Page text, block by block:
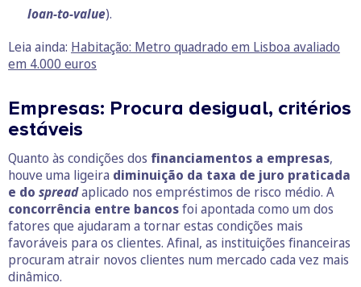
loan-to-value).
Leia ainda: Habitação: Metro quadrado em Lisboa avaliado
em 4.000 euros
Empresas: Procura desigual, critérios
estáveis
Quanto às condições dos financiamentos a empresas,
houve uma ligeira diminuição da taxa de juro praticada
e do spreadaplicado nos empréstimos de risco médio. A
concorrência entre bancosfoi apontada como um dos
fatores que ajudaram a tornar estas condições mais
favoráveis para os clientes. Afinal, as instituições financeiras
procuram atrair novos clientes num mercado cada vez mais
dinâmico.